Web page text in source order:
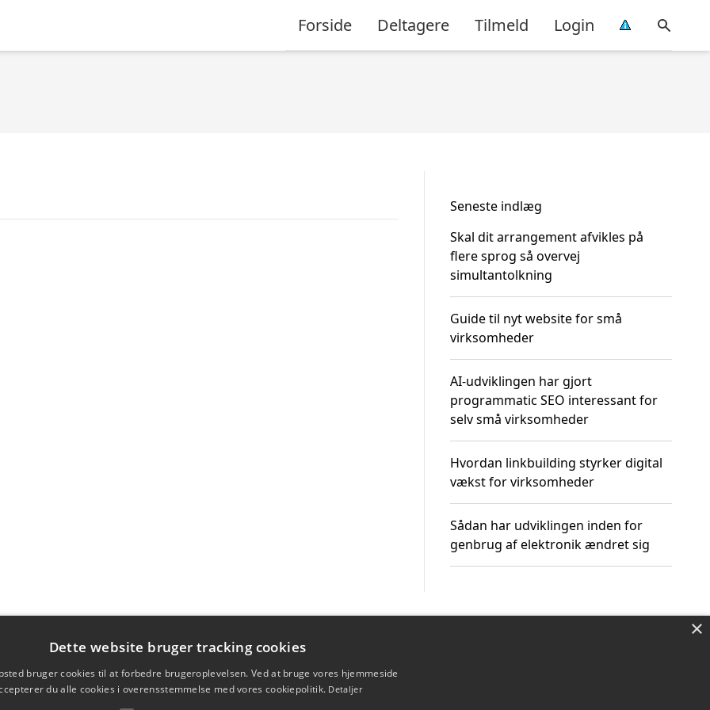
Forside Deltagere Tilmeld Login
Seneste indlæg
Skal dit arrangement afvikles på
flere sprog så overvej
simultantolkning
Guide til nyt website for små
virksomheder
AI-udviklingen har gjort
programmatic SEO interessant for
selv små virksomheder
Hvordan linkbuilding styrker digital
vækst for virksomheder
Sådan har udviklingen inden for
genbrug af elektronik ændret sig
×
Dette website bruger tracking cookies
bruger cookies til at forbedre brugeroplevelsen. Ved at bruge vores hjemmeside
du alle cookies i overensstemmelse med vores cookiepolitik. Detaljer